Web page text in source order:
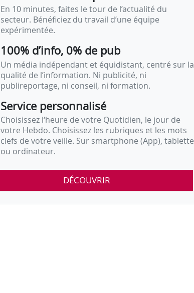
En 10 minutes, faites le tour de l’actualité du
secteur. Bénéficiez du travail d’une équipe
expérimentée.
100% d’info, 0% de pub
Un média indépendant et équidistant, centré sur la
qualité de l’information. Ni publicité, ni
publireportage, ni conseil, ni formation.
Service personnalisé
Choisissez l‘heure de votre Quotidien, le jour de
votre Hebdo. Choisissez les rubriques et les mots
clefs de votre veille. Sur smartphone (App), tablette
ou ordinateur.
DÉCOUVRIR